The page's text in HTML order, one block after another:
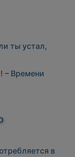
ты устал,
– Времени
в